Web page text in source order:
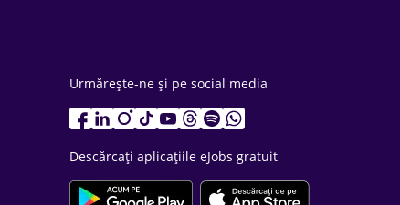
Urmărește-ne și pe social media
Descărcați aplicațiile eJobs gratuit